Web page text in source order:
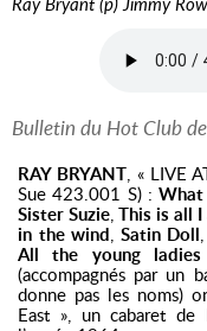
Bulletin du Hot Club
RAY BRYANT, « LIVE
Sue 423.001 S) :
Sister Suzie, This is all I
in the wind, Satin Doll,
All the young ladies
(accompagnés par un
donne pas les noms)
East », un cabaret de